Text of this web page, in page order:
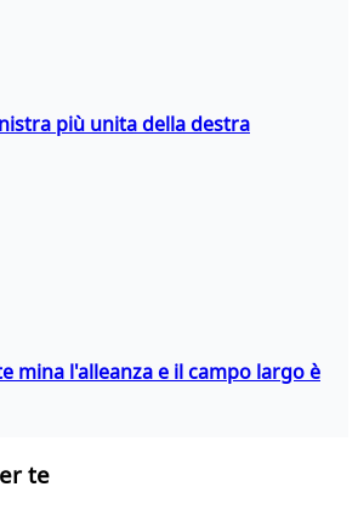
più unita della destra
mina l'alleanza e il campo largo è
te